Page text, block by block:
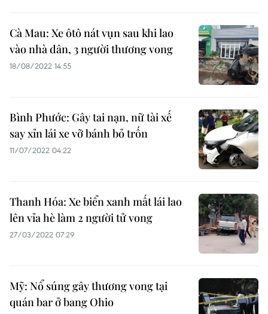
Cà Mau: Xe ôtô nát vụn sau khi lao
vào nhà dân, 3 người thương vong
18/08/2022 14:55
Bình Phước: Gây tai nạn, nữ tài xế
say xỉn lái xe vỡ bánh bỏ trốn
11/07/2022 04:22
Thanh Hóa: Xe biển xanh mất lái lao
lên vỉa hè làm 2 người tử vong
27/03/2022 07:29
Mỹ: Nổ súng gây thương vong tại
quán bar ở bang Ohio